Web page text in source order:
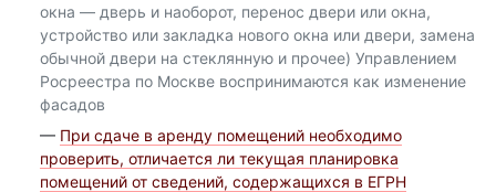
окна — дверь и наоборот, перенос двери или окна,
устройство или закладка нового окна или двери, замена
обычной двери на стеклянную и прочее) Управлением
Росреестра по Москве воспринимаются как изменение
фасадов
— При сдаче в аренду помещений необходимо
проверить, отличается ли текущая планировка
помещений от сведений, содержащихся в ЕГРН